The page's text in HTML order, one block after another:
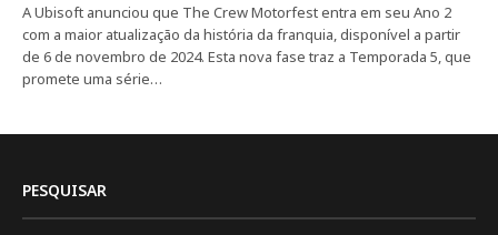
A Ubisoft anunciou que The Crew Motorfest entra em seu Ano 2
com a maior atualização da história da franquia, disponível a partir
de 6 de novembro de 2024. Esta nova fase traz a Temporada 5, que
promete uma série…
PESQUISAR